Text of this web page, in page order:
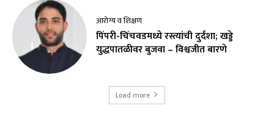
आरोग्य व शिक्षण
पिंपरी-चिंचवडमध्ये रस्त्यांची दुर्दशा; खड्डे
युद्धपातळीवर बुजवा – विश्वजीत बारणे
Load more